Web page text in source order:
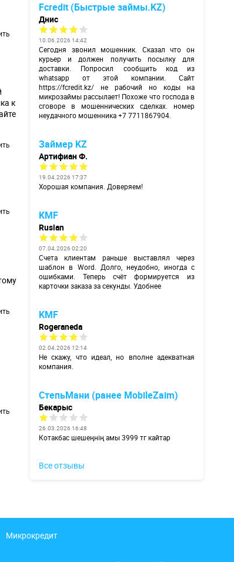
Fcredit (Быстрые займы.KZ)
Днис
10.06.2026 14:42
Сегодня звонил мошенник. Сказал что он
курьер и должен получить посылку для
доставки. Попросил сообщить код из
whatsapp от этой компании. Сайт
https://fcredit.kz/ не рабочий но коды на
микрозаймы рассылает! Похоже что господа в
сговоре в мошеннических сделках. номер
неудачного мошенника +7 7711867904.
Займер KZ
Артифиан Ф.
19.04.2026 17:37
Хорошая компания. Доверяем!
KMF
Ruslan
07.04.2026 02:20
Счета клиентам раньше выставлял через
шаблон в Word. Долго, неудобно, иногда с
ошибками. Теперь счёт формируется из
карточки заказа за секунды. Удобнее
KMF
Rogeraneda
02.04.2026 12:14
Не скажу, что идеал, но вполне адекватная
компания.
СтепьМани (ранее MobileZaim)
Бекарыс
26.03.2026 16:48
Котакбас шешеңнің амы 3999 тг кайтар
Все отзывы
к
Микрокредит